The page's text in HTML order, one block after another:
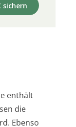
sichern
enthält
die
Ebenso